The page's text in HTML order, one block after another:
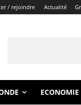
/ rejoindre Actualité
ECONOMIE